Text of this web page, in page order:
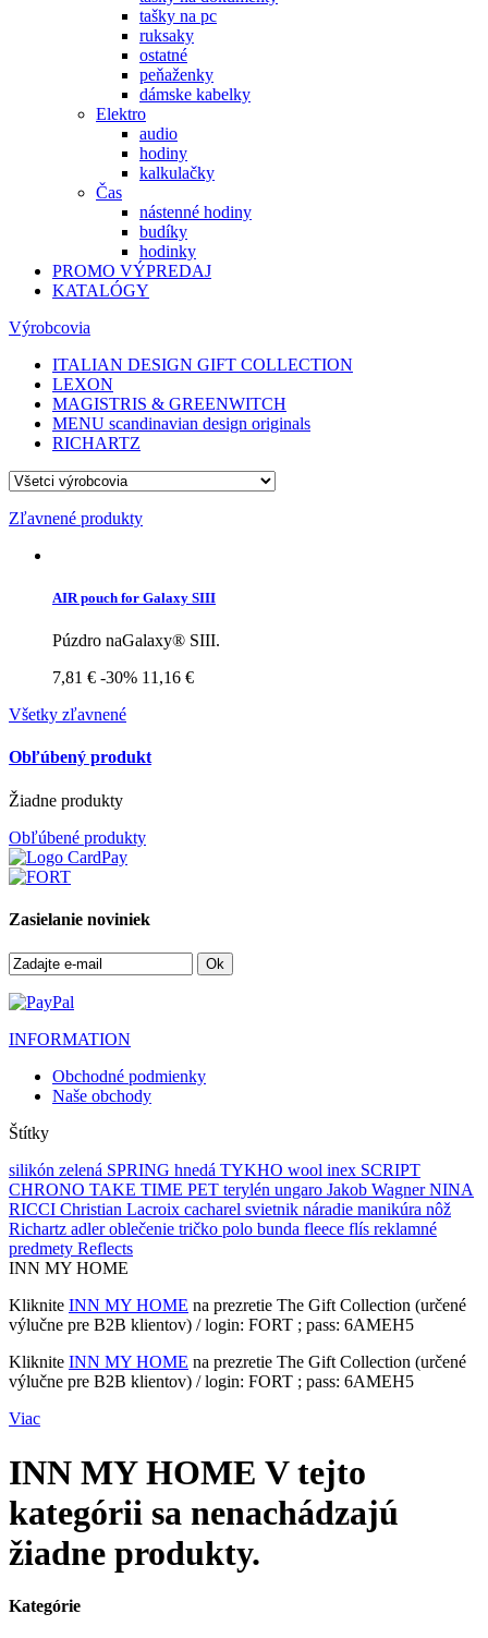
tašky na pc
ruksaky
ostatné
peňaženky
dámske kabelky
Elektro
audio
hodiny
kalkulačky
Čas
nástenné hodiny
budíky
hodinky
PROMO VÝPREDAJ
KATALÓGY
Výrobcovia
ITALIAN DESIGN GIFT COLLECTION
LEXON
MAGISTRIS & GREENWITCH
MENU scandinavian design originals
RICHARTZ
Zľavnené produkty
AIR pouch for Galaxy SIII
Púzdro naGalaxy® SIII.
7,81 € -30% 11,16 €
Všetky zľavnené
Obľúbený produkt
Žiadne produkty
Obľúbené produkty
Zasielanie noviniek
Ok
INFORMATION
Obchodné podmienky
Naše obchody
Štítky
silikón zelená SPRING hnedá TYKHO wool inex SCRIPT
CHRONO TAKE TIME PET terylén ungaro Jakob WagnerNINA
RICCI Christian Lacroix cacharel svietnik náradie manikúra nôž
Richartz adleroblečenie tričko polo bunda fleece flís reklamné
predmety Reflects
INN MY HOME
Kliknite INN MY HOME na prezretie The Gift Collection (určené
výlučne pre B2B klientov) / login: FORT ; pass: 6AMEH5
Kliknite INN MY HOME na prezretie The Gift Collection (určené
výlučne pre B2B klientov) / login: FORT ; pass: 6AMEH5
Viac
INN MY HOME V tejto
kategórii sa nenachádzajú
žiadne produkty.
Kategórie